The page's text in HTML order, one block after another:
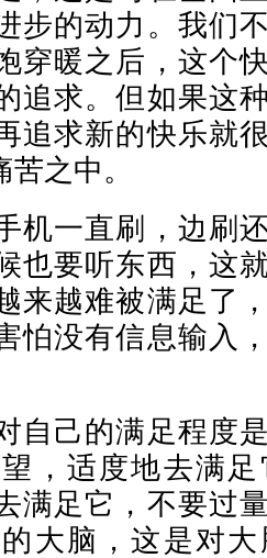
步的动力。我们
穿暖之后，这个
追求。但如果这
追求新的快乐就
之中。
机一直刷，边刷
也要听东西，这
来越难被满足了
怕没有信息输入
自己的满足程度
，适度地去满
满足它，不要过
大脑，这是对